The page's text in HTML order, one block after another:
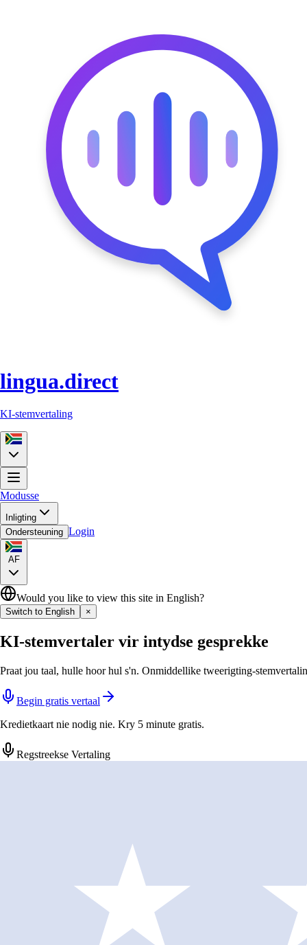
lingua.direct
KI-stemvertaling
Modusse
Inligting
Ondersteuning Login
AF
Would you like to view this site in English?
Switch to English ×
KI-stemvertaler vir intydse gesprekke
Praat jou taal, hulle hoor hul s'n. Onmiddellike tweerigting-
Begin gratis vertaal
Kredietkaart nie nodig nie. Kry 5 minute gratis.
Regstreekse Vertaling